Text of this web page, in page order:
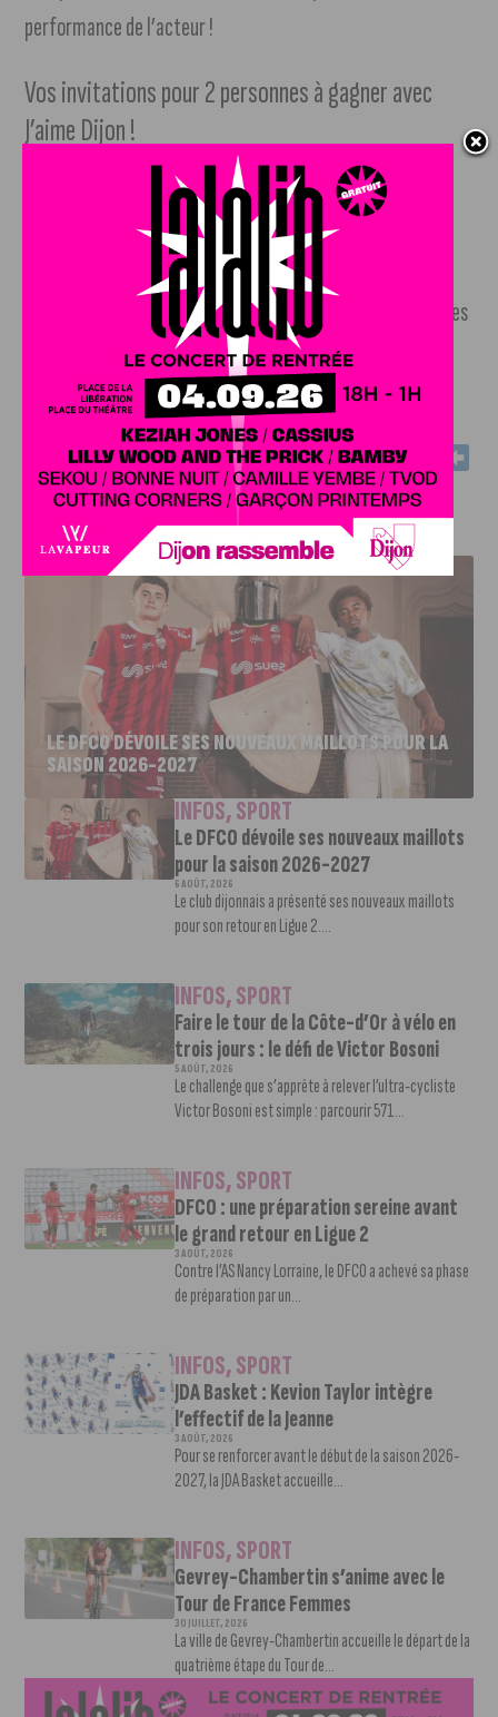
performance de l’acteur !
Vos invitations pour 2 personnes à gagner avec
J’aime Dijon !
Comment remporter ces invitationspour assister à
l’avant-première au cinéma Olympia de Dijon ? Il faut tout
simplement remplir le formulaire de notre page spéciale
) ! Les gagnants seront sélectionnés parmi les
bonnes réponses .Vous avez jusqu’au dimanche 22 mai
20h pour participer. Bonne chance !
Je souhaite remporter mes invitations !
J'AIME LE DFCO
LE DFCO DÉVOILE SES NOUVEAUX MAILLOTS POUR LA
SAISON 2026-2027
INFOS,SPORT
Le DFCO dévoile ses nouveaux maillots
pour la saison 2026-2027
6 AOÛT, 2026
Le club dijonnais a présenté ses nouveaux maillots
pour son retour en Ligue 2....
INFOS,SPORT
Faire le tour de la Côte-d’Or à vélo en
trois jours : le défi de Victor Bosoni
5 AOÛT, 2026
Le challenge que s’apprête à relever l’ultra-cycliste
Victor Bosoni est simple : parcourir 571...
INFOS,SPORT
DFCO : une préparation sereine avant
le grand retour en Ligue 2
3 AOÛT, 2026
Contre l’AS Nancy Lorraine, le DFCO a achevé sa phase
de préparation par un...
INFOS,SPORT
JDA Basket : Kevion Taylor intègre
l’effectif de la Jeanne
3 AOÛT, 2026
Pour se renforcer avant le début de la saison 2026-
2027, la JDA Basket accueille...
INFOS,SPORT
Gevrey-Chambertin s’anime avec le
Tour de France Femmes
30 JUILLET, 2026
La ville de Gevrey-Chambertin accueille le départ de la
quatrième étape du Tour de...